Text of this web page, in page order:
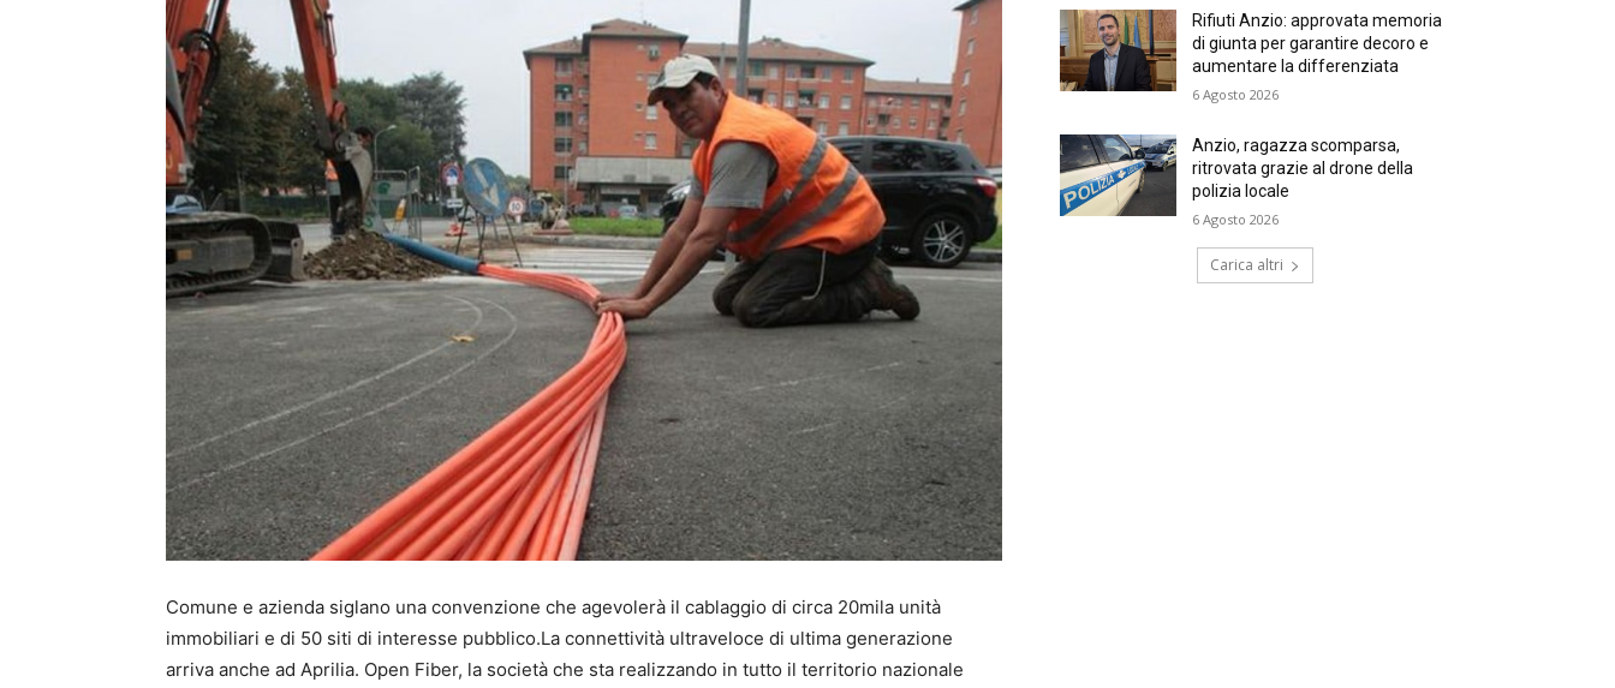
Comune e azienda siglano una convenzione che agevolerà il cablaggio di circa 20mila unità
immobiliari e di 50 siti di interesse pubblico.La connettività ultraveloce di ultima generazione
arriva anche ad Aprilia. Open Fiber, la società che sta realizzando in tutto il territorio nazionale
Rifiuti Anzio: approvata memoria
di giunta per garantire decoro e
aumentare la differenziata
6 Agosto 2026
Anzio, ragazza scomparsa,
ritrovata grazie al drone della
polizia locale
6 Agosto 2026
Carica altri